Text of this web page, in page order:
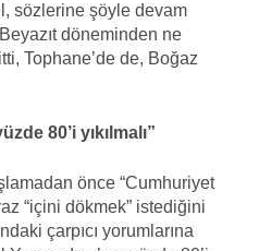
sözlerine şöyle devam
döneminden ne
Tophane’de de, Boğaz
80’i yıkılmalı”
önce “Cumhuriyet
“içini dökmek” istediğini
çarpıcı yorumlarına